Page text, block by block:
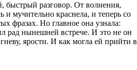
быстрый разговор. От волнения,
и мучительно краснела, и теперь со
фразах. Но главное она узнала:
рад нынешней встрече. И это не он
ярости. И как могла ей прийти в